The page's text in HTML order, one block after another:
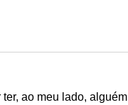
ao meu lado, alguém